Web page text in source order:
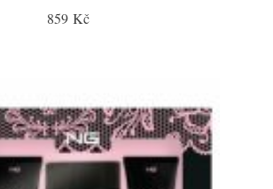
859 Kč